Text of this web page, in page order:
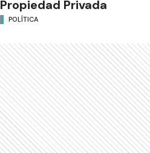
Propiedad Privada
POLÍTICA